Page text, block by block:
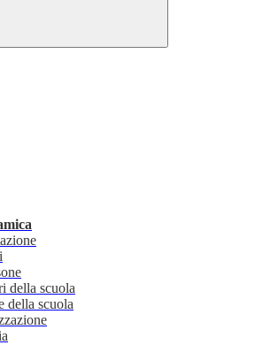
della scuola
della scuola